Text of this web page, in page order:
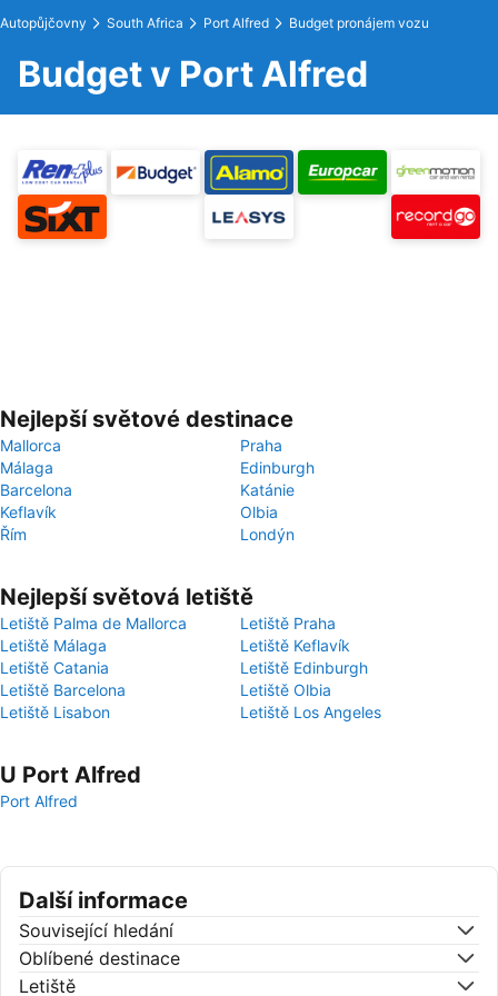
Autopůjčovny South Africa Port Alfred Budget pronájem vozu
Budget v Port Alfred
Nejlepší světové destinace
Mallorca
Praha
Málaga
Edinburgh
Barcelona
Katánie
Keflavík
Olbia
Řím
Londýn
Nejlepší světová letiště
Letiště Palma de Mallorca
Letiště Praha
Letiště Málaga
Letiště Keflavík
Letiště Catania
Letiště Edinburgh
Letiště Barcelona
Letiště Olbia
Letiště Lisabon
Letiště Los Angeles
U Port Alfred
Port Alfred
Další informace
Související hledání
Oblíbené destinace
Letiště